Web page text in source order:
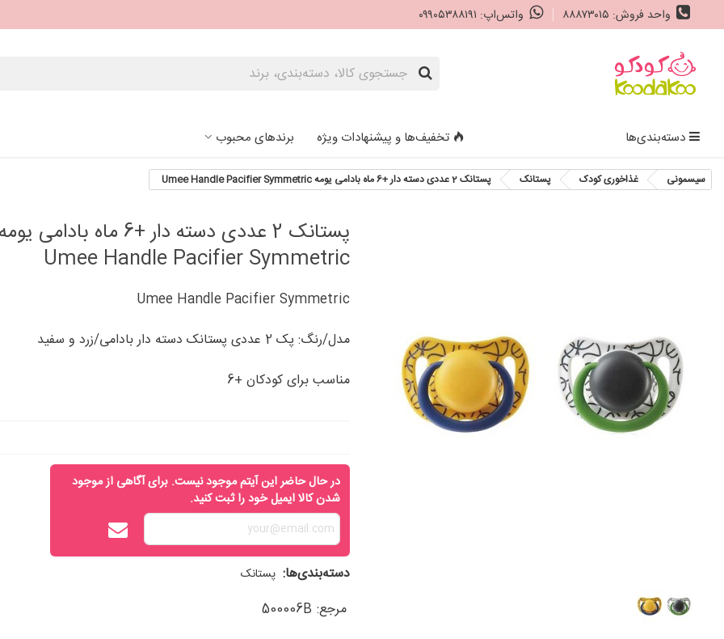
واحد فروش: ۸۸۸۷۳۰۱۵ واتس‌اپ: ۰۹۹۰۵۳۸۸۱۹۱
دسته‌بندی‌ها تخفیف‌ها و پیشنهادات ویژه برندهای محبوب
سیسمونی غذاخوری کودک پستانک پستانک 2 عددی دسته دار +6 ماه بادامی یومه Umee Handle Pacifier Symmetric
پستانک 2 عددی دسته دار +6 ماه بادامی یومه
Umee Handle Pacifier Symmetric
Umee Handle Pacifier Symmetric
مدل/رنگ: پک 2 عددی پستانک دسته دار بادامی/زرد و سفید
مناسب برای کودکان +6
در حال حاضر این آیتم موجود نیست. برای آگاهی از موجود
شدن کالا ایمیل خود را ثبت کنید.
دسته‌بندی‌ها: پستانک
مرجع: 500006B